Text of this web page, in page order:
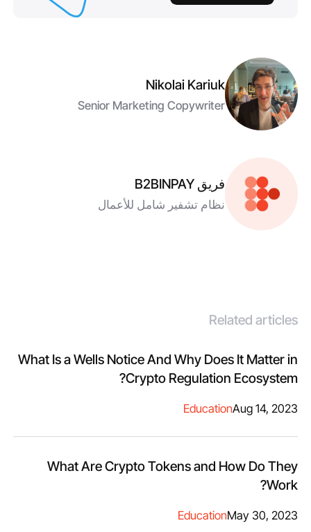
Nikolai Kariuk
Senior Marketing Copywriter
فريق B2BINPAY
نظام تشفير شامل للأعمال
Related articles
What Is a Wells Notice And Why Does It Matter in
Crypto Regulation Ecosystem?
Aug 14, 2023
Education
What Are Crypto Tokens and How Do They
Work?
May 30, 2023
Education